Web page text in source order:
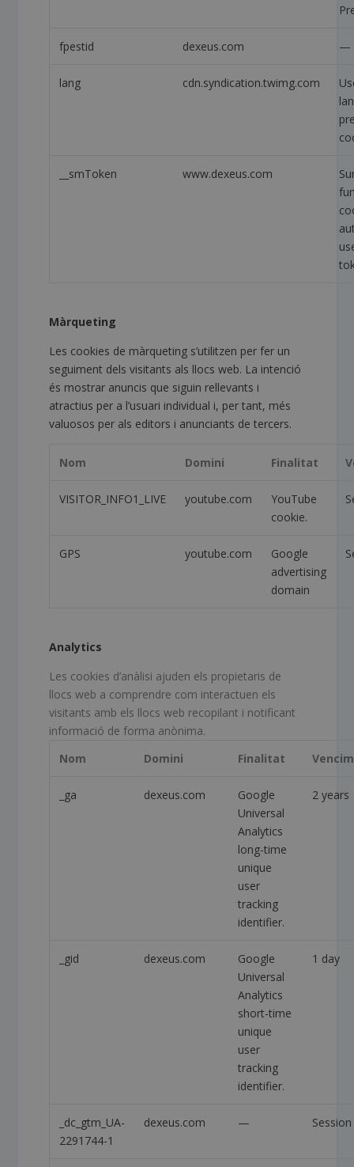
fpestid dexeus.com —
lang cdn.syndication.twimg.com
__smToken www.dexeus.com
Màrqueting
Les cookies de màrqueting s’utilitzen per fer un
seguiment dels visitants als llocs web. La intenció
és mostrar anuncis que siguin rellevants i
atractius per a l’usuari individual i, per tant, més
valuosos per als editors i anunciants de tercers.
Nom Domini Finalitat
VISITOR_INFO1_LIVE youtube.com
YouTube
cookie.
GPS youtube.com
Google
advertising
domain
Analytics
Les cookies d’anàlisi ajuden els propietaris de
llocs web a comprendre com interactuen els
visitants amb els llocs web recopilant i notificant
informació de forma anònima.
Nom
Domini Finalitat
_ga dexeus.com
Google
Universal
Analytics
long-time
unique
user
tracking
identifier.
2 years
_gid dexeus.com
Google
Universal
Analytics
short-time
unique
user
tracking
identifier.
1 day
_dc_gtm_UA-
2291744-1
dexeus.com — Session